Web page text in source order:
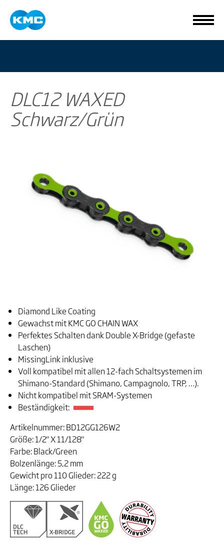
DLC12 WAXED
Schwarz/Grün
Diamond Like Coating
Gewachst mit KMC GO CHAIN WAX
Perfektes Schalten dank Double X-Bridge (gefaste
Laschen)
MissingLink inklusive
Voll kompatibel mit allen 12-fach Schaltsystemen im
Shimano-Standard (Shimano, Campagnolo, TRP, …).
Nicht kompatibel mit SRAM-Systemen
Beständigkeit:
Artikelnummer: BD12GG126W2
Größe: 1/2" X 11/128"
Farbe: Black/Green
Bolzenlänge: 5,2 mm
Gewicht pro 110 Glieder: 222 g
Länge: 126 Glieder